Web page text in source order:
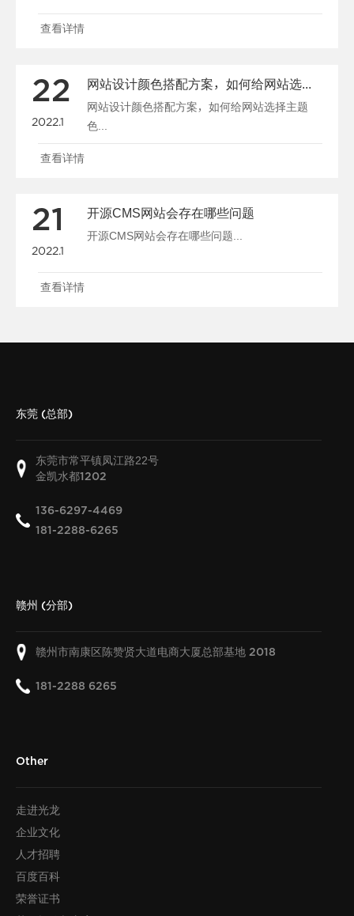
查看详情
22
2022.1
网站设计颜色搭配方案，如何给网站选择主题
色...
查看详情
21
2022.1
开源CMS网站会存在哪些问题
开源CMS网站会存在哪些问题...
查看详情
东莞 (总部)
东莞市常平镇凤江路22号
金凯水都1202
136-6297-4469
181-2288-6265
赣州 (分部)
赣州市南康区陈赞贤大道电商大厦总部基地 2018
181-2288 6265
Other
走进光龙
企业文化
人才招聘
百度百科
荣誉证书